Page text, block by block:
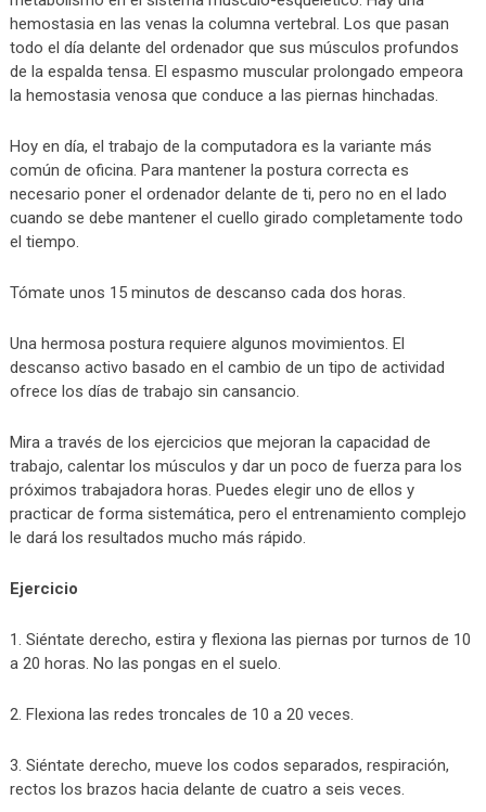
hemostasia en las venas la columna vertebral. Los que pasan
todo el día delante del ordenador que sus músculos profundos
de la espalda tensa. El espasmo muscular prolongado empeora
la hemostasia venosa que conduce a las piernas hinchadas.
Hoy en día, el trabajo de la computadora es la variante más
común de oficina. Para mantener la postura correcta es
necesario poner el ordenador delante de ti, pero no en el lado
cuando se debe mantener el cuello girado completamente todo
el tiempo.
Tómate unos 15 minutos de descanso cada dos horas.
Una hermosa postura requiere algunos movimientos. El
descanso activo basado en el cambio de un tipo de actividad
ofrece los días de trabajo sin cansancio.
Mira a través de los ejercicios que mejoran la capacidad de
trabajo, calentar los músculos y dar un poco de fuerza para los
próximos trabajadora horas. Puedes elegir uno de ellos y
practicar de forma sistemática, pero el entrenamiento complejo
le dará los resultados mucho más rápido.
Ejercicio
1. Siéntate derecho, estira y flexiona las piernas por turnos de 10
a 20 horas. No las pongas en el suelo.
2. Flexiona las redes troncales de 10 a 20 veces.
3. Siéntate derecho, mueve los codos separados, respiración,
rectos los brazos hacia delante de cuatro a seis veces.